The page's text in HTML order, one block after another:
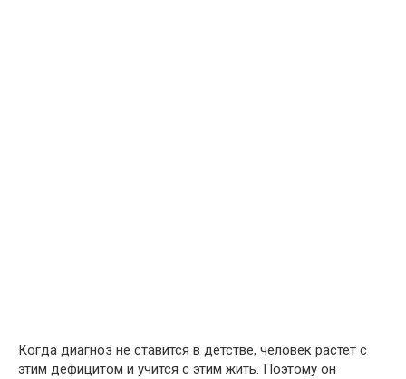
Когда диагноз не ставится в детстве, человек растет с
этим дефицитом и учится с этим жить. Поэтому он